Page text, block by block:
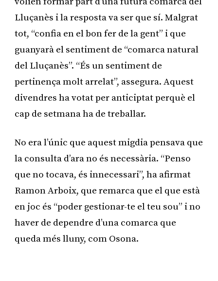
Lluçanès i la resposta va ser que sí. Malgrat
tot, “confia en el bon fer de la gent” i que
guanyarà el sentiment de “comarca natural
del Lluçanès”. “És un sentiment de
pertinença molt arrelat”, assegura. Aquest
divendres ha votat per anticiptat perquè el
cap de setmana ha de treballar.
No era l’únic que aquest migdia pensava que
la consulta d’ara no és necessària. “Penso
que no tocava, és innecessari”, ha afirmat
Ramon Arboix, que remarca que el que està
en joc és “poder gestionar-te el teu sou” i no
haver de dependre d’una comarca que
queda més lluny, com Osona.